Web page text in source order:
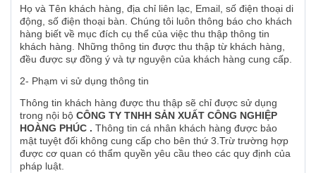
Họ và Tên khách hàng, địa chỉ liên lạc, Email, số điện thoại di
động, số điện thoại bàn. Chúng tôi luôn thông báo cho khách
hàng biết về mục đích cụ thể của việc thu thập thông tin
khách hàng. Những thông tin được thu thập từ khách hàng,
đều được sự đồng ý và tự nguyện của khách hàng cung cấp.
2- Phạm vi sử dụng thông tin
Thông tin khách hàng được thu thập sẽ chỉ được sử dụng
trong nội bộ CÔNG TY TNHH SẢN XUẤT CÔNG NGHIỆP
HOÀNG PHÚC . Thông tin cá nhân khách hàng được bảo
mật tuyệt đối không cung cấp cho bên thứ 3.Trừ trường hợp
được cơ quan có thẩm quyền yêu cầu theo các quy định của
pháp luật.